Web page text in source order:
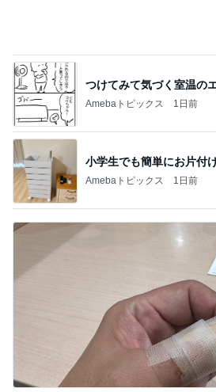
小学生でも簡単にお片付
Amebaトピックス 1日前
のこぎりで左手を切った災害発生
Amebaトピックス
記事を読む